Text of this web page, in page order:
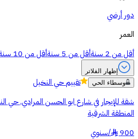
دور أرضي
العمر
أقل من 2 سنة
أقل من 5 سنة أقل من 10 سنة
إظهار الفلاتر
وسطاء الحي
تقييمحي النخيل
شقة للإيجار في شارع ابو الحسن المرادي, حي
المنطقة الشرقية
900
§
/سنوي